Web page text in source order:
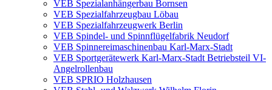
VEB Spezialanhängerbau Bornsen
VEB Spezialfahrzeugbau Löbau
VEB Spezialfahrzeugwerk Berlin
VEB Spindel- und Spinnflügelfabrik Neudorf
VEB Spinnereimaschinenbau Karl-Marx-Stadt
VEB Sportgerätewerk Karl-Marx-Stadt Betriebsteil VI-
Angelrollenbau
VEB SPRIO Holzhausen